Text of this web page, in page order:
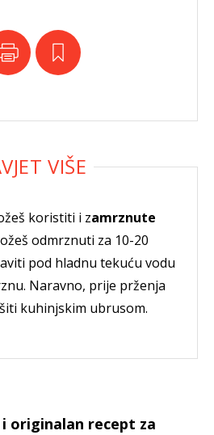
koristiti i zamrznute
odmrznuti za 10-20
pod hladnu tekuću vodu
Naravno, prije prženja
kuhinjskim ubrusom.
originalan recept za